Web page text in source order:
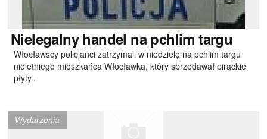
Nielegalnyhandel na pchlim targu
Włocławscy policjanci zatrzymali w niedzielę na pchlim targu
nieletniego mieszkańca Włocławka, który sprzedawał pirackie
płyty..
Wydarzenia